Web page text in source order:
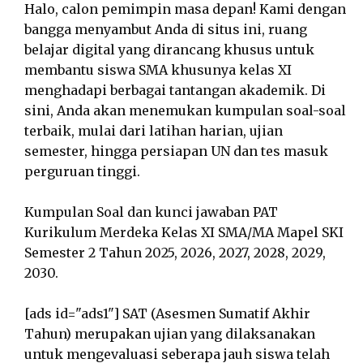
Halo, calon pemimpin masa depan! Kami dengan
bangga menyambut Anda di situs ini, ruang
belajar digital yang dirancang khusus untuk
membantu siswa SMA khusunya kelas XI
menghadapi berbagai tantangan akademik. Di
sini, Anda akan menemukan kumpulan soal-soal
terbaik, mulai dari latihan harian, ujian
semester, hingga persiapan UN dan tes masuk
perguruan tinggi.
Kumpulan Soal dan kunci jawaban PAT
Kurikulum Merdeka Kelas XI SMA/MA Mapel SKI
Semester 2 Tahun 2025, 2026, 2027, 2028, 2029,
2030.
[ads id="ads1"] SAT (Asesmen Sumatif Akhir
Tahun) merupakan ujian yang dilaksanakan
untuk mengevaluasi seberapa jauh siswa telah